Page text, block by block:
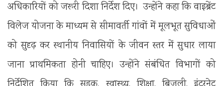
अधिकारियों को जरूरी दिशा निर्देश दिए। उन्होंने कहा कि वाइब्रेंट
विलेज योजना के माध्यम से सीमावर्ती गांवों में मूलभूत सुविधाओं
को सुदृढ़ कर स्थानीय निवासियों के जीवन स्तर में सुधार लाया
जाना प्राथमिकता होनी चाहिए। उन्होंने संबंधित विभागों को